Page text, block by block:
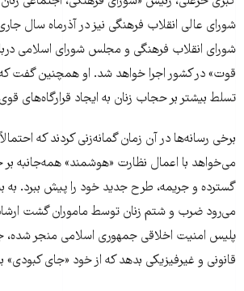
شورای عالی انقلاب فرهنگی نیز در آذرماه سال
شورای انقلاب فرهنگی و مجلس شورای اسلامی
قوت» در کشور اجرا خواهد شد. او همچنین گفت
تسلط بیشتر بر حجاب زنان به ایجاد قرارگاه‌های قوی
برخی رسانه‌ها در آن زمان گمانه‌زنی کردند که
می‌خواهد با اعمال نظارت «هوشمند» همه‌جانبه
گسترده و جریمه، طرح جدید خود را پیش ببرد. به
می‌رود ضرب و شتم زنان توسط ماموران گشت
پلیس امنیت اخلاقی جمهوری اسلامی منجر شده،
قانونی و غیرفیزیکی بدهد که از خود «جای کبودی»